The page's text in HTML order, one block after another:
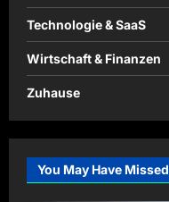
Technologie & SaaS
Wirtschaft & Finanzen
Zuhause
You May Have Missed